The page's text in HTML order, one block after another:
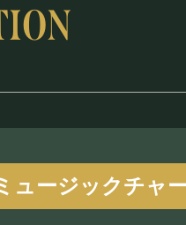
ュージックチャ